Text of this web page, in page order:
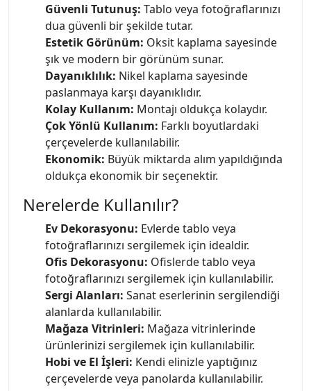
Güvenli Tutunuş: Tablo veya fotoğraflarınızı
dua güvenli bir şekilde tutar.
Estetik Görünüm: Oksit kaplama sayesinde
şık ve modern bir görünüm sunar.
Dayanıklılık: Nikel kaplama sayesinde
paslanmaya karşı dayanıklıdır.
Kolay Kullanım: Montajı oldukça kolaydır.
Çok Yönlü Kullanım: Farklı boyutlardaki
çerçevelerde kullanılabilir.
Ekonomik: Büyük miktarda alım yapıldığında
oldukça ekonomik bir seçenektir.
Nerelerde Kullanılır?
Ev Dekorasyonu: Evlerde tablo veya
fotoğraflarınızı sergilemek için idealdir.
Ofis Dekorasyonu: Ofislerde tablo veya
fotoğraflarınızı sergilemek için kullanılabilir.
Sergi Alanları: Sanat eserlerinin sergilendiği
alanlarda kullanılabilir.
Mağaza Vitrinleri: Mağaza vitrinlerinde
ürünlerinizi sergilemek için kullanılabilir.
Hobi ve El İşleri: Kendi elinizle yaptığınız
çerçevelerde veya panolarda kullanılabilir.